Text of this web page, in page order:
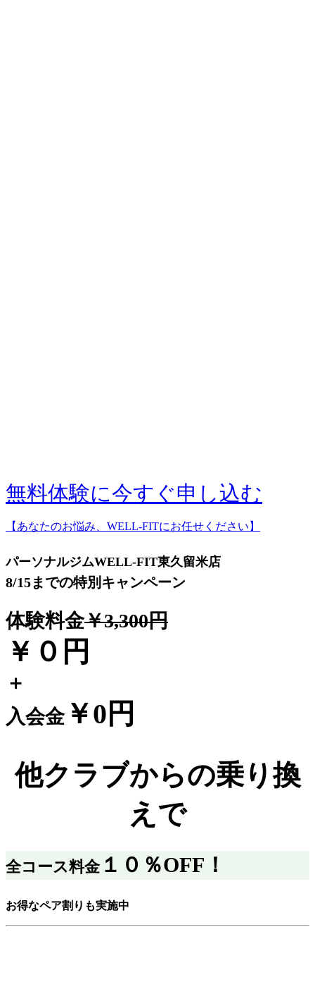
無料体験に今すぐ申し込む
【あなたのお悩み、WELL-FITにお任せください】
パーソナルジムWELL-FIT東久留米店
8/15までの特別キャンペーン
体験料金￥3,300円
￥０ 円
＋
入会金￥0円
他クラブからの乗り換
えで
全コース料金１０％OFF！
お得なペア割りも実施中